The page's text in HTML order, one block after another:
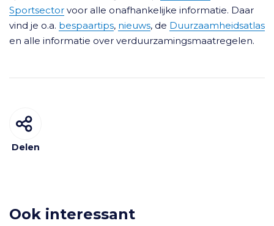
Delen
Sportsector voor alle onafhankelijke informatie. Daar
vind je o.a. bespaartips, nieuws, de Duurzaamheidsatlas
en alle informatie over verduurzamingsmaatregelen.
Ook interessant